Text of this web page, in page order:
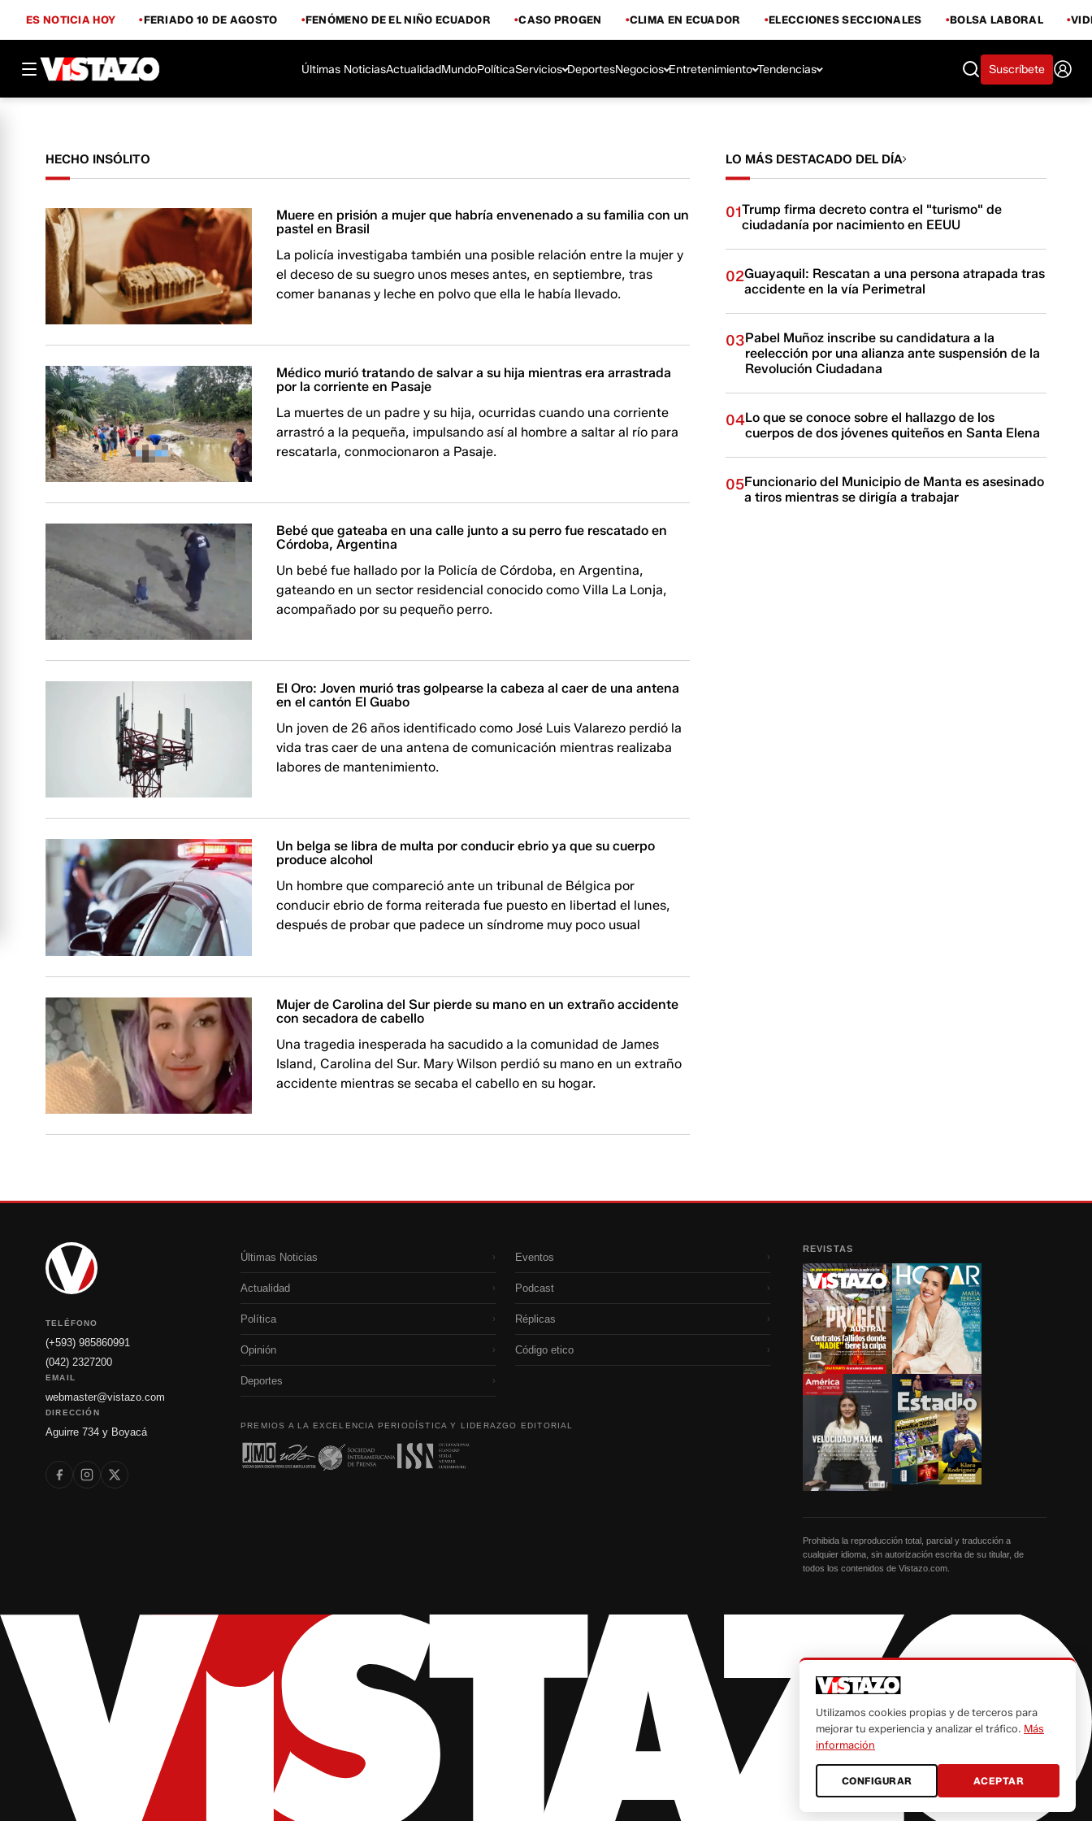
ES NOTICIA HOY FERIADO 10 DE AGOSTO FENÓMENO DE EL NIÑO ECUADOR CASO PROGEN CLIMA EN ECUADOR ELECCIONES SECCIONALES BOLSA LABORAL
Últimas NoticiasActualidadMundoPolíticaServicios DeportesNegocios Entretenimiento Tendencias Suscríbete
HECHO INSÓLITO
Muere en prisión a mujer que habría envenenado a su familia con un
pastel en Brasil
La policía investigaba también una posible relación entre la mujer y
el deceso de su suegro unos meses antes, en septiembre, tras
comer bananas y leche en polvo que ella le había llevado.
Médico murió tratando de salvar a su hija mientras era arrastrada
por la corriente en Pasaje
La muertes de un padre y su hija, ocurridas cuando una corriente
arrastró a la pequeña, impulsando así al hombre a saltar al río para
rescatarla, conmocionaron a Pasaje.
Bebé que gateaba en una calle junto a su perro fue rescatado en
Córdoba, Argentina
Un bebé fue hallado por la Policía de Córdoba, en Argentina,
gateando en un sector residencial conocido como Villa La Lonja,
acompañado por su pequeño perro.
El Oro: Joven murió tras golpearse la cabeza al caer de una antena
en el cantón El Guabo
Un joven de 26 años identificado como José Luis Valarezo perdió la
vida tras caer de una antena de comunicación mientras realizaba
labores de mantenimiento.
Un belga se libra de multa por conducir ebrio ya que su cuerpo
produce alcohol
Un hombre que compareció ante un tribunal de Bélgica por
conducir ebrio de forma reiterada fue puesto en libertad el lunes,
después de probar que padece un síndrome muy poco usual
Mujer de Carolina del Sur pierde su mano en un extraño accidente
con secadora de cabello
Una tragedia inesperada ha sacudido a la comunidad de James
Island, Carolina del Sur. Mary Wilson perdió su mano en un extraño
accidente mientras se secaba el cabello en su hogar.
LO MÁS DESTACADO DEL DÍA
01Trump firma decreto contra el "turismo" de
ciudadanía por nacimiento en EEUU
02Guayaquil: Rescatan a una persona atrapada tras
accidente en la vía Perimetral
03Pabel Muñoz inscribe su candidatura a la
reelección por una alianza ante suspensión de la
Revolución Ciudadana
04Lo que se conoce sobre el hallazgo de los
cuerpos de dos jóvenes quiteños en Santa Elena
05Funcionario del Municipio de Manta es asesinado
a tiros mientras se dirigía a trabajar
TELÉFONO
(+593) 985860991
(042) 2327200
EMAIL
webmaster@vistazo.com
DIRECCIÓN
Aguirre 734 y Boyacá
Últimas Noticias ›
Actualidad ›
Política ›
Opinión ›
Deportes ›
Eventos ›
Podcast ›
Réplicas ›
Código etico ›
PREMIOS A LA EXCELENCIA PERIODÍSTICA Y LIDERAZGO EDITORIAL
REVISTAS
Prohibida la reproducción total, parcial y traducción a
cualquier idioma, sin autorización escrita de su titular, de
todos los contenidos de Vistazo.com.
Utilizamos cookies propias y de terceros para
mejorar tu experiencia y analizar el tráfico. Más
información
CONFIGURAR ACEPTAR